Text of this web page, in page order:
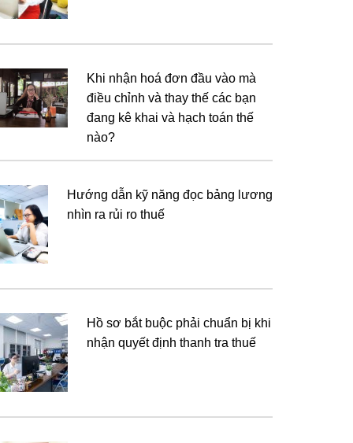
Khi nhận hoá đơn đầu vào mà
điều chỉnh và thay thế các bạn
đang kê khai và hạch toán thế
nào?
Hướng dẫn kỹ năng đọc bảng lương
nhìn ra rủi ro thuế
Hồ sơ bắt buộc phải chuẩn bị khi
nhận quyết định thanh tra thuế